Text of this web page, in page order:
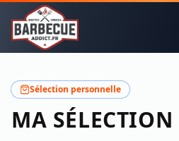
Sélection personnelle
MA